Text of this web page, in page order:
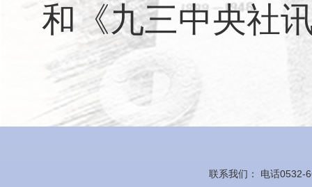
和《九三中央社
联系我们： 电话0532-